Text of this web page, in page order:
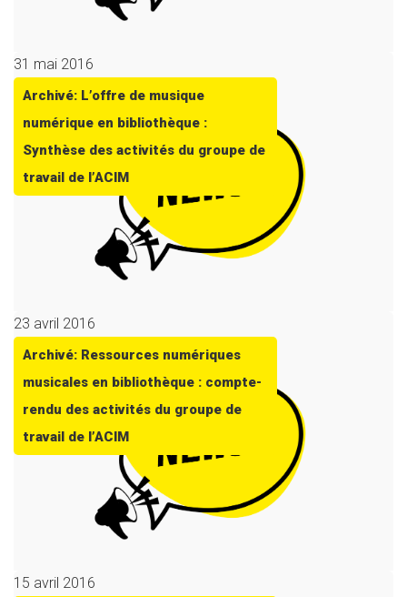
31 mai 2016
Archivé: L’offre de musique
numérique en bibliothèque :
Synthèse des activités du groupe de
travail de l’ACIM
23 avril 2016
Archivé: Ressources numériques
musicales en bibliothèque : compte-
rendu des activités du groupe de
travail de l’ACIM
15 avril 2016